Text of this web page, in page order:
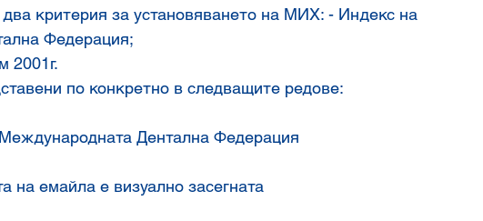
критерия за установяването на МИХ: - Индекс на
Федерация;
2001г.
по конкретно в следващите редове:
на Международната Дентална Федерация
на емайла е визуално засегната